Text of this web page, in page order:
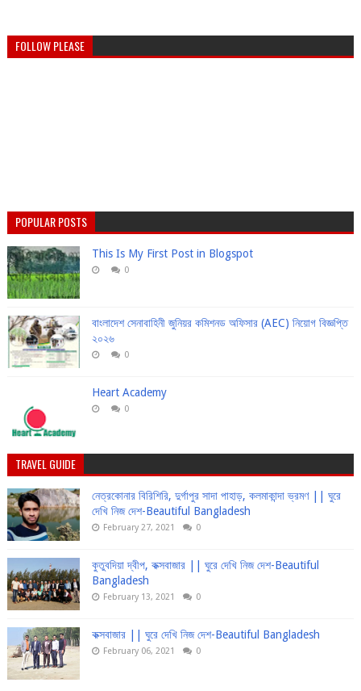
FOLLOW PLEASE
POPULAR POSTS
This Is My First Post in Blogspot
0
বাংলাদেশ সেনাবাহিনী জুনিয়র কমিশনড অফিসার (AEC) নিয়োগ বিজ্ঞপ্তি
২০২৬
0
Heart Academy
0
TRAVEL GUIDE
নেত্রকোনার বিরিশিরি, দুর্গাপুর সাদা পাহাড়, কলমাকান্দা ভ্রমণ || ঘুরে
দেখি নিজ দেশ-Beautiful Bangladesh
February 27, 2021 0
কুতুবদিয়া দ্বীপ, কক্সবাজার || ঘুরে দেখি নিজ দেশ-Beautiful
Bangladesh
February 13, 2021 0
কক্সবাজার || ঘুরে দেখি নিজ দেশ-Beautiful Bangladesh
February 06, 2021 0